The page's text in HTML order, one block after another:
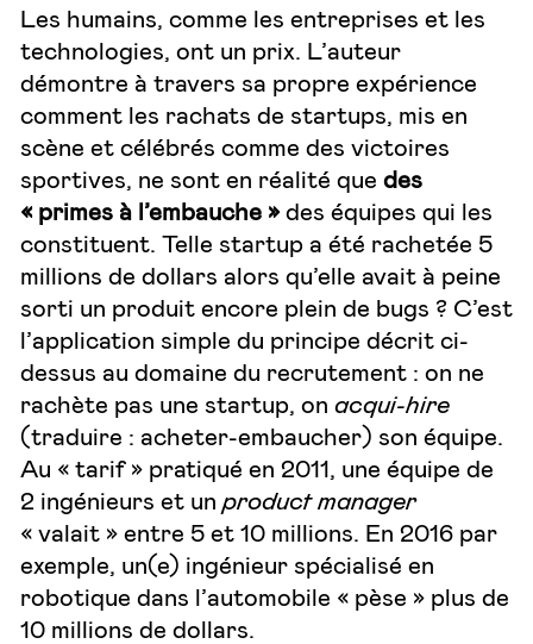
Les humains, comme les entreprises et les
technologies, ont un prix. L’auteur
démontre à travers sa propre expérience
comment les rachats de startups, mis en
scène et célébrés comme des victoires
sportives, ne sont en réalité que des
« primes à l’embauche »des équipes qui les
constituent. Telle startup a été rachetée 5
millions de dollars alors qu’elle avait à peine
sorti un produit encore plein de bugs ? C’est
l’application simple du principe décrit ci-
dessus au domaine du recrutement : on ne
rachète pas une startup, on acqui-hire
(traduire : acheter-embaucher) son équipe.
Au « tarif » pratiqué en 2011, une équipe de
2 ingénieurs et un product manager
« valait » entre 5 et 10 millions. En 2016 par
exemple, un(e) ingénieur spécialisé en
robotique dans l’automobile « pèse » plus de
10 millions de dollars.